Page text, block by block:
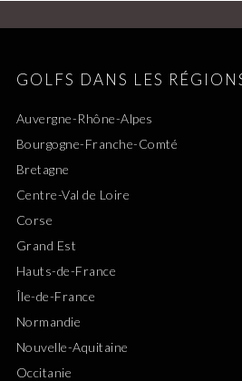
GOLFS DANS LES
Auvergne-Rhône-Alpes
Bourgogne-Franche-Comté
Bretagne
Centre-Val de Loire
Corse
Grand Est
Hauts-de-France
Île-de-France
Normandie
Nouvelle-Aquitaine
Occitanie